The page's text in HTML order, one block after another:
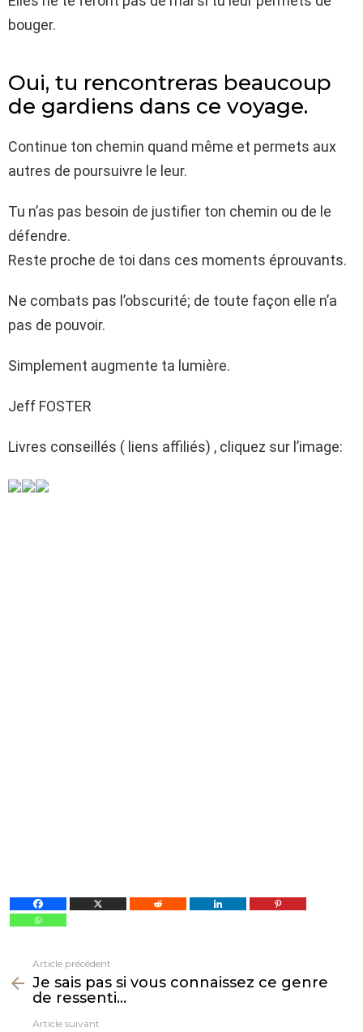
bouger.
Oui, tu rencontreras beaucoup
de gardiens dans ce voyage.
Continue ton chemin quand même et permets aux
autres de poursuivre le leur.
Tu n’as pas besoin de justifier ton chemin ou de le
défendre.
Reste proche de toi dans ces moments éprouvants.
Ne combats pas l’obscurité; de toute façon elle n’a
pas de pouvoir.
Simplement augmente ta lumière.
Jeff FOSTER
Livres conseillés ( liens affiliés) , cliquez sur l’image:
plus
Article précédent
Je sais pas si vous connaissez ce genre
de ressenti…
Article suivant